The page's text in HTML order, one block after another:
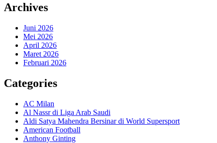
Archives
Juni 2026
Mei 2026
April 2026
Maret 2026
Februari 2026
Categories
AC Milan
Al Nassr di Liga Arab Saudi
Aldi Satya Mahendra Bersinar di World Supersport
American Football
Anthony Ginting